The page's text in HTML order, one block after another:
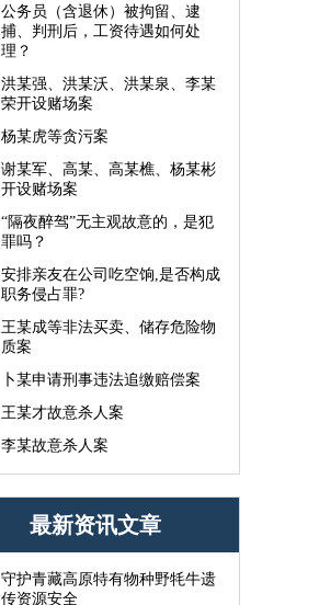
公务员（含退休）被拘留、逮
捕、判刑后，工资待遇如何处
理？
洪某强、洪某沃、洪某泉、李某
荣开设赌场案
杨某虎等贪污案
谢某军、高某、高某樵、杨某彬
开设赌场案
​“隔夜醉驾”无主观故意的，是犯
罪吗？
安排亲友在公司吃空饷,是否构成
职务侵占罪?
王某成等非法买卖、储存危险物
质案
卜某申请刑事违法追缴赔偿案
王某才故意杀人案
李某故意杀人案
最新资讯文章
守护青藏高原特有物种野牦牛遗
传资源安全